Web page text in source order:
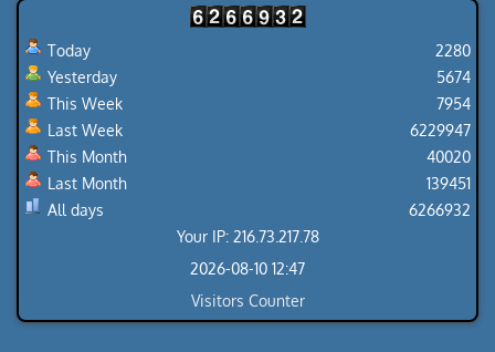
Today
Yesterday
This Week
Last Week
This Month
Last Month
All days
2280
5674
7954
6229947
40020
139451
6266932
Your IP: 216.73.217.78
2026-08-10 12:47
Visitors Counter